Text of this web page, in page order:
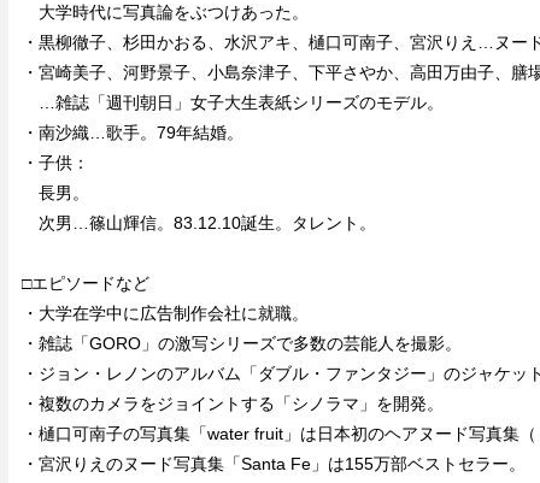
大学時代に写真論をぶつけあった。
・黒柳徹子、杉田かおる、水沢アキ、樋口可南子、宮沢りえ…ヌー
・宮崎美子、河野景子、小島奈津子、下平さやか、高田万由子、膳
…雑誌「週刊朝日」女子大生表紙シリーズのモデル。
・南沙織…歌手。79年結婚。
・子供：
長男。
次男…篠山輝信。83.12.10誕生。タレント。
□エピソードなど
・大学在学中に広告制作会社に就職。
・雑誌「GORO」の激写シリーズで多数の芸能人を撮影。
・ジョン・レノンのアルバム「ダブル・ファンタジー」のジャケッ
・複数のカメラをジョイントする「シノラマ」を開発。
・樋口可南子の写真集「water fruit」は日本初のヘアヌード写真集
・宮沢りえのヌード写真集「Santa Fe」は155万部ベストセラー。